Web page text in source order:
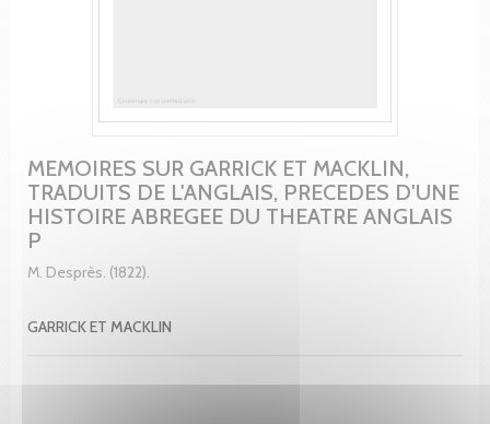
MEMOIRES SUR GARRICK ET MACKLIN,
TRADUITS DE L'ANGLAIS, PRECEDES D'UNE
HISTOIRE ABREGEE DU THEATRE ANGLAIS
P
M. Desprès. (1822).
GARRICK ET MACKLIN